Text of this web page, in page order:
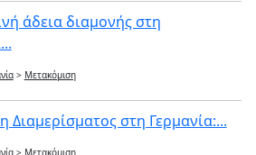
άδεια διαμονής στη
> Μετακόμιση
Διαμερίσματος στη Γερμανία:...
> Μετακόμιση